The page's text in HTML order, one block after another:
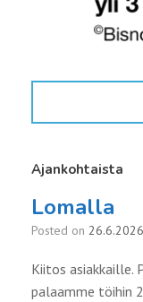
Ajankohtaista
Lomalla
Posted on 26.6.2026
Kiitos asiakkaille.
palaamme töihin